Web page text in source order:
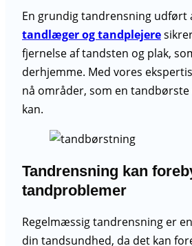
En grundig tandrensning udført
tandlæger og tandplejere
fjernelse af tandsten og plak,
derhjemme. Med vores
nå områder, som en
kan.
Tandrensning kan
tandproblemer
Regelmæssig tandrensning er
din tandsundhed, da det kan